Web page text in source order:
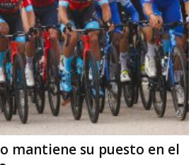
mantiene su puesto en el